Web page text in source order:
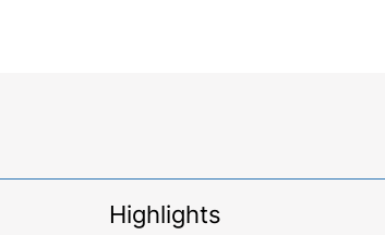
Highlights